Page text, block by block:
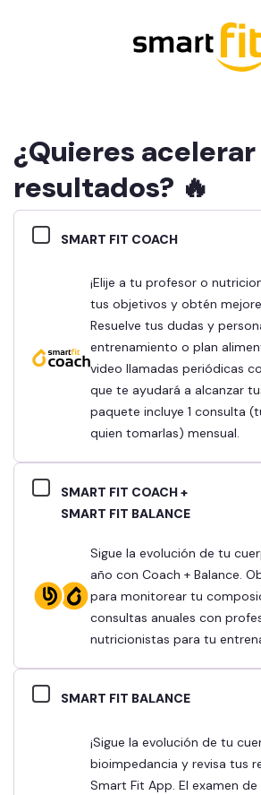
¿Quieres
resultados? 🔥
SMART FIT COACH
¡Elije a tu profesor o nutricionista, establece
tus objetivos y obtén
Resuelve tus dudas y
entrenamiento o plan
video llamadas periódicas
que te ayudará a alcanzar
paquete incluye 1 consulta
quien tomarlas) mensual.
SMART FIT COACH +
SMART FIT BALANCE
Sigue la evolución de tu cuerpo a lo largo del
año con Coach + Balance.
para monitorear tu
consultas anuales con
nutricionistas para tu
SMART FIT BALANCE
¡Sigue la evolución de tu cuerpo! Realiza tu
bioimpedancia y revisa tus
Smart Fit App. El examen